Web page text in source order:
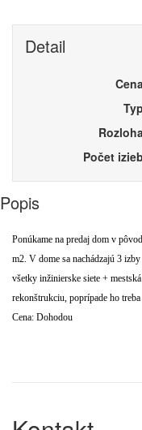
Detail
Počet
Popis
Ponúkame na predaj dom v
m2. V dome sa nachádzajú 3
všetky inžinierske siete +
rekonštrukciu, poprípade ho
Cena: Dohodou